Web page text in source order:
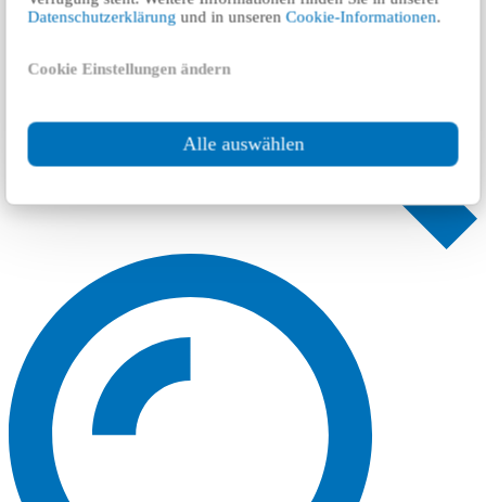
Datenschutzerklärung und in unserenCookie-Informationen.
Cookie Einstellungen ändern
Alle auswählen